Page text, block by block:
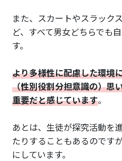
また、スカートやスラック
ど、すべて男女どちらでも
す。
より多様性に配慮した環境
（性別役割分担意識の）思
重要だと感じています。
あとは、生徒が探究活動を
たりすることもあるのです
にしています。